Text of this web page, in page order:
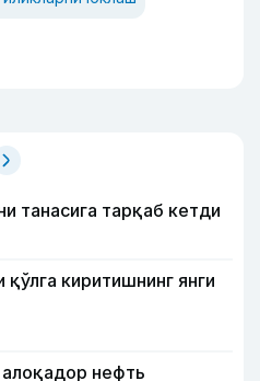
танасига тарқаб кетди
киритишнинг янги
нефть